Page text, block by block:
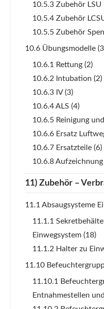
10.5.3 Zubehör
10.5.4 Zubehör
10.5.5 Zubehör
10.6 Übungsmodelle
10.6.1 Rettung (2)
10.6.2 Intubation (2)
10.6.3 IV(3)
10.6.4 ALS (4)
10.6.5 Reinigung
10.6.6 Ersatz
10.6.7 Ersatzteile (6)
10.6.8
11) Zubehör –
11.1 Absaugsysteme
11.1.1
Einwegsystem (18)
11.1.2 Halter zu
11.10
11.10.1
Entnahmestellen